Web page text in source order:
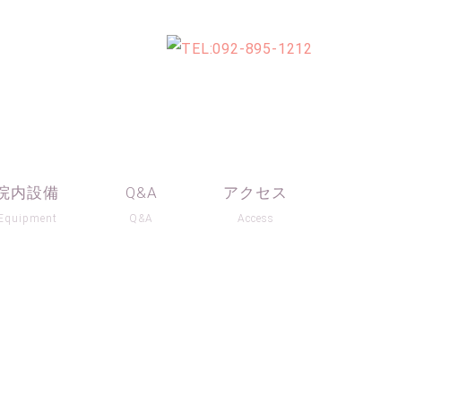
内設備
Equipment
Q&A
Q&A
アクセス
Access